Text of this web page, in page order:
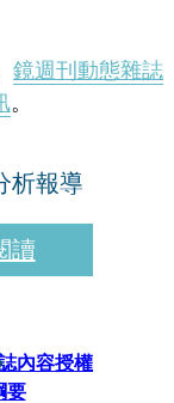
鏡週刊動態雜誌
。
析報導
讀
內容授權
要